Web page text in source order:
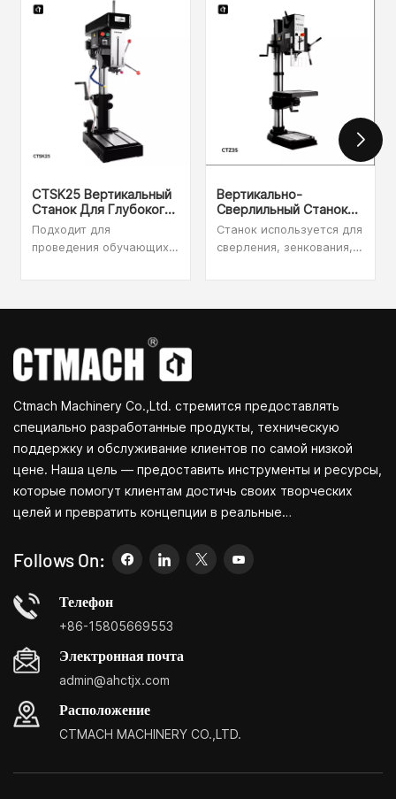
CTSK25 Вертикальный
Станок Для Глубокого
Сверления
Промышленного
Класса
Подходит для
проведения обучающих
заводах, в ремонтных
исследовательских
институтах.
Вертикально-
Сверлильный Станок
CTZ35
Станок используется для
сверления, зенкования,
нарезания резьбы и
деталей, поэтому этот
станок используется не
но и в ремонтных
мастерских.
Ctmach Machinery Co.,Ltd. стремится предоставлять
специально разработанные продукты, техническую
поддержку и обслуживание клиентов по самой низкой
цене. Наша цель — предоставить инструменты и ресурсы,
которые помогут клиентам достичь своих творческих
целей и превратить концепции в реальные
образованием, краткосрочным производством или просто
являетесь креативным предпринимателем, небольшие
станки Bite позволят вам удовлетворить ваши
потребности проще, быстрее и
настройки бытовых станков, бытовые токарные станки,
бытовые сверлильные и фрезерные станки, небольшие
многофункциональные токарные, сверлильные и
фрезерные станки.
Follows On:
Телефон
+86-15805669553
Электронная почта
admin@ahctjx.com
Расположение
CTMACH MACHINERY CO.,LTD.